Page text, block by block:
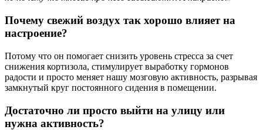
Почему свежий воздух так хорошо влияет на
настроение?
Потому что он помогает снизить уровень стресса за счет
снижения кортизола, стимулирует выработку гормонов
радости и просто меняет нашу мозговую активность, разрывая
замкнутый круг постоянного сидения в помещении.
Достаточно ли просто выйти на улицу или
нужна активность?